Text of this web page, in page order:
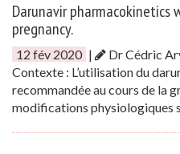
Darunavir pharmacokinetics
pregnancy.
12 fév 2020 |
Dr Cédric
Contexte : L’utilisation du
recommandée au cours de la
modifications physiologiques